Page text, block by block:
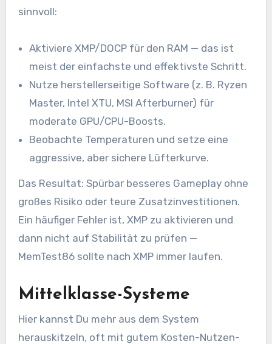
sinnvoll:
Aktiviere XMP/DOCP für den RAM — das ist
meist der einfachste und effektivste Schritt.
Nutze herstellerseitige Software (z. B. Ryzen
Master, Intel XTU, MSI Afterburner) für
moderate GPU/CPU-Boosts.
Beobachte Temperaturen und setze eine
aggressive, aber sichere Lüfterkurve.
Das Resultat: Spürbar besseres Gameplay ohne
großes Risiko oder teure Zusatzinvestitionen.
Ein häufiger Fehler ist, XMP zu aktivieren und
dann nicht auf Stabilität zu prüfen —
MemTest86 sollte nach XMP immer laufen.
Mittelklasse-Systeme
Hier kannst Du mehr aus dem System
herauskitzeln, oft mit gutem Kosten-Nutzen-